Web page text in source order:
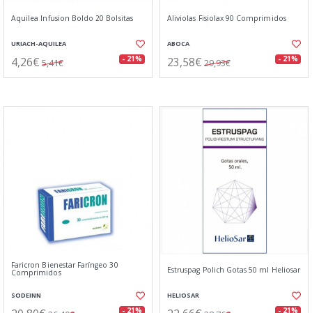
Aquilea Infusion Boldo 20 Bolsitas
URIACH-AQUILEA
4,26€ 5,41€ - 21%
Aliviolas Fisiolax 90 Comprimidos
ABOCA
23,58€ 29,93€ - 21%
Faricron Bienestar Faríngeo 30
Comprimidos
SODEINN
- 21%
Estruspag Polich Gotas 50 ml Heliosar
HELIOSAR
- 21%